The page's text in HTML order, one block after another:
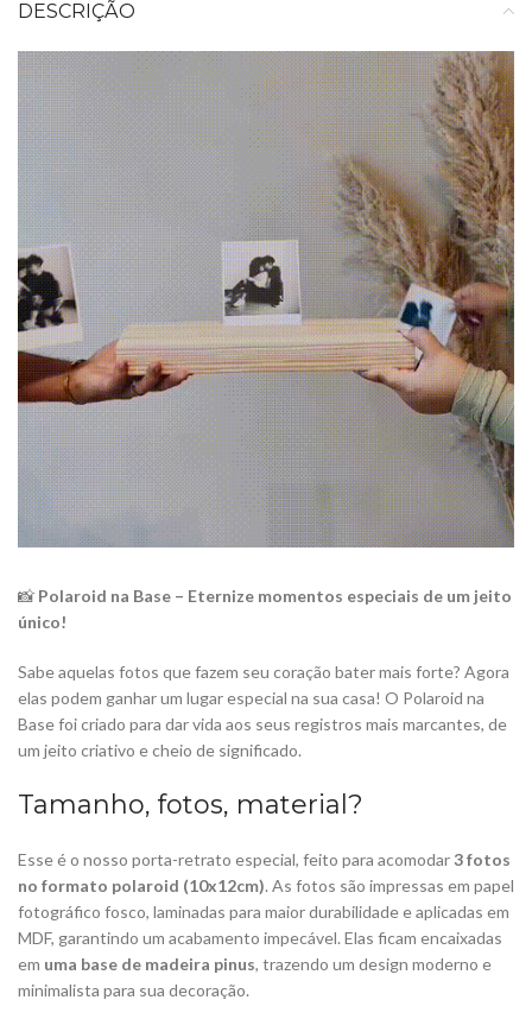
DESCRIÇÃO
📸 Polaroid na Base – Eternize momentos especiais de um jeito
único!
Sabe aquelas fotos que fazem seu coração bater mais forte? Agora
elas podem ganhar um lugar especial na sua casa! O Polaroid na
Base foi criado para dar vida aos seus registros mais marcantes, de
um jeito criativo e cheio de significado.
Tamanho, fotos, material?
Esse é o nosso porta-retrato especial, feito para acomodar3 fotos
no formato polaroid (10x12cm). As fotos são impressas em papel
fotográfico fosco, laminadas para maior durabilidade e aplicadas em
MDF, garantindo um acabamento impecável. Elas ficam encaixadas
em uma base de madeira pinus, trazendo um design moderno e
minimalista para sua decoração.